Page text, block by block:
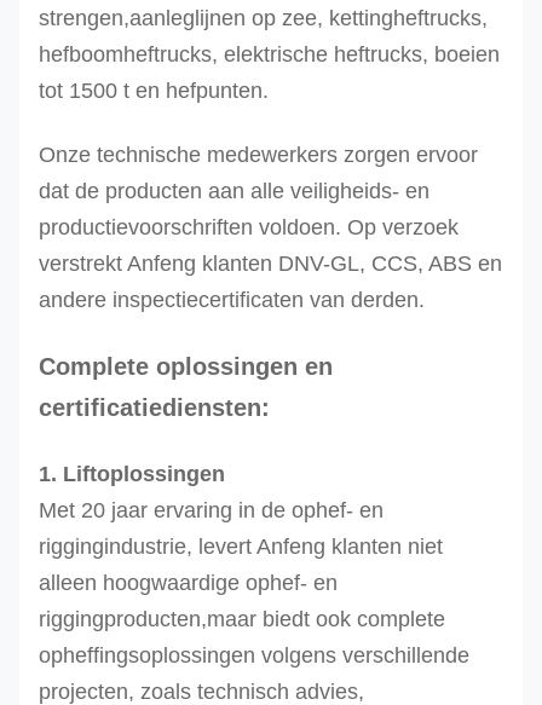
strengen,aanleglijnen op zee, kettingheftrucks,
hefboomheftrucks, elektrische heftrucks, boeien
tot 1500 t en hefpunten.
Onze technische medewerkers zorgen ervoor
dat de producten aan alle veiligheids- en
productievoorschriften voldoen. Op verzoek
verstrekt Anfeng klanten DNV-GL, CCS, ABS en
andere inspectiecertificaten van derden.
Complete oplossingen en
certificatiediensten:
1. Liftoplossingen
Met 20 jaar ervaring in de ophef- en
riggingindustrie, levert Anfeng klanten niet
alleen hoogwaardige ophef- en
riggingproducten,maar biedt ook complete
opheffingsoplossingen volgens verschillende
projecten, zoals technisch advies,